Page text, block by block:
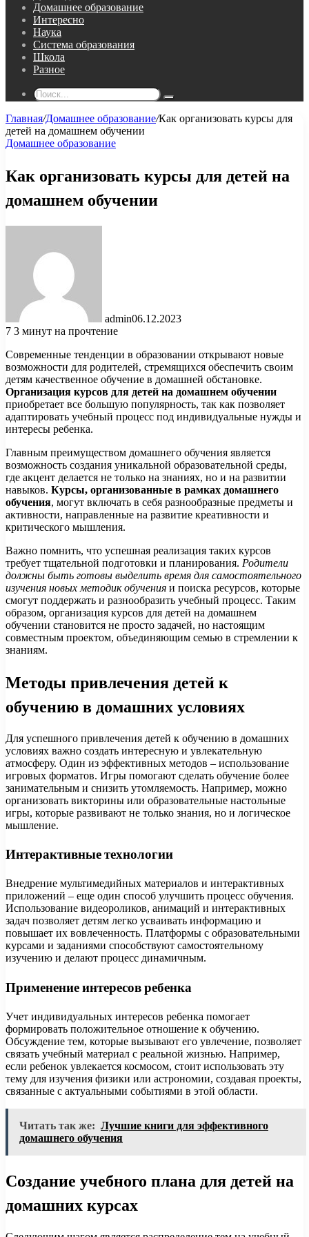
Домашнее образование
Интересно
Наука
Система образования
Школа
Разное
Поиск...
Главная/Домашнее образование/Как организовать курсы для
детей на домашнем обучении
Домашнее образование
Как организовать курсы для детей на
домашнем обучении
admin06.12.2023
7 3 минут на прочтение
Современные тенденции в образовании открывают новые
возможности для родителей, стремящихся обеспечить своим
детям качественное обучение в домашней обстановке.
Организация курсов для детей на домашнем обучении
приобретает все большую популярность, так как позволяет
адаптировать учебный процесс под индивидуальные нужды и
интересы ребенка.
Главным преимуществом домашнего обучения является
возможность создания уникальной образовательной среды,
где акцент делается не только на знаниях, но и на развитии
навыков. Курсы, организованные в рамках домашнего
обучения, могут включать в себя разнообразные предметы и
активности, направленные на развитие креативности и
критического мышления.
Важно помнить, что успешная реализация таких курсов
требует тщательной подготовки и планирования. Родители
должны быть готовы выделить время для самостоятельного
изучения новых методик обучения и поиска ресурсов, которые
смогут поддержать и разнообразить учебный процесс. Таким
образом, организация курсов для детей на домашнем
обучении становится не просто задачей, но настоящим
совместным проектом, объединяющим семью в стремлении к
знаниям.
Методы привлечения детей к
обучению в домашних условиях
Для успешного привлечения детей к обучению в домашних
условиях важно создать интересную и увлекательную
атмосферу. Один из эффективных методов – использование
игровых форматов. Игры помогают сделать обучение более
занимательным и снизить утомляемость. Например, можно
организовать викторины или образовательные настольные
игры, которые развивают не только знания, но и логическое
мышление.
Интерактивные технологии
Внедрение мультимедийных материалов и интерактивных
приложений – еще один способ улучшить процесс обучения.
Использование видеороликов, анимаций и интерактивных
задач позволяет детям легко усваивать информацию и
повышает их вовлеченность. Платформы с образовательными
курсами и заданиями способствуют самостоятельному
изучению и делают процесс динамичным.
Применение интересов ребенка
Учет индивидуальных интересов ребенка помогает
формировать положительное отношение к обучению.
Обсуждение тем, которые вызывают его увлечение, позволяет
связать учебный материал с реальной жизнью. Например,
если ребенок увлекается космосом, стоит использовать эту
тему для изучения физики или астрономии, создавая проекты,
связанные с актуальными событиями в этой области.
Читать так же: Лучшие книги для эффективного
домашнего обучения
Создание учебного плана для детей на
домашних курсах